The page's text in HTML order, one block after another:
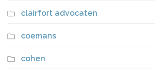
clairfort advocaten
coemans
cohen